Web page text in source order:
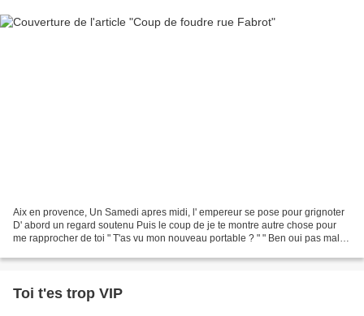
Aix en provence, Un Samedi apres midi, l' empereur se pose pour grignoter
D' abord un regard soutenu Puis le coup de je te montre autre chose pour
me rapprocher de toi " T'as vu mon nouveau portable ? " " Ben oui pas mal,
Toi t'es trop VIP